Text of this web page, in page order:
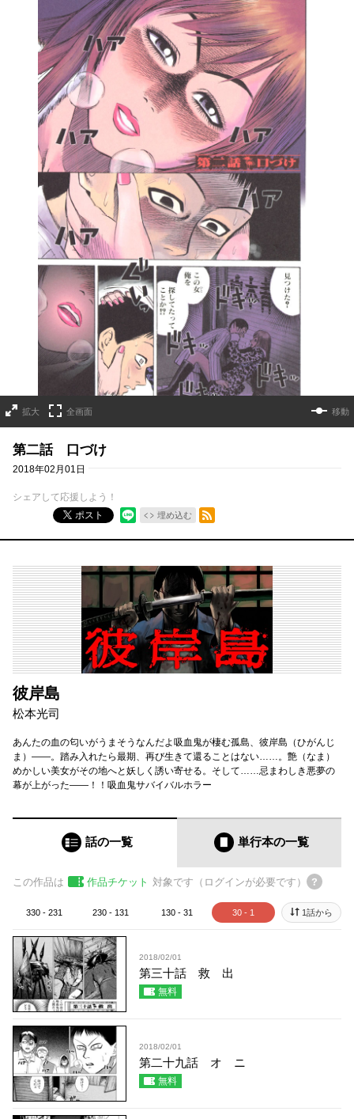
拡大 全画面 移動
第二話 口づけ
2018年02月01日
シェアして応援しよう！
ポスト
埋め込む
RSSフィード
彼岸島
松本光司
あんたの血の匂いがうまそうなんだよ吸血鬼が棲む孤島、彼岸島（ひがんじ
ま）――。踏み入れたら最期、再び生きて還ることはない……。艶（なま）
めかしい美女がその地へと妖しく誘い寄せる。そして……忌まわしき悪夢の
幕が上がった――！！吸血鬼サバイバルホラー
話の一覧 単行本の一覧
この作品は 作品チケット 対象です（ログインが必要です）
330 - 231 230 - 131 130 - 31 30 - 1 1話から
2018/02/01
第三十話 救 出
無料
2018/02/01
第二十九話 オ ニ
無料